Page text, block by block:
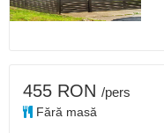
455 RON /pers
Fără masă